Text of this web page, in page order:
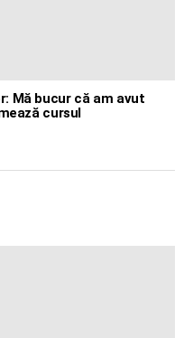
Mă bucur că am avut
cursul